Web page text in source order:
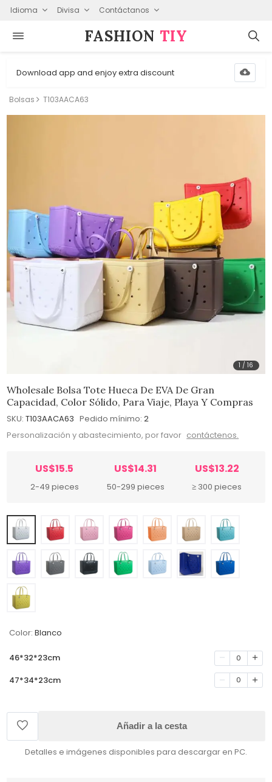
Idioma Divisa Contáctanos
FASHION⁠ TIY
Download app and enjoy extra discount
Bolsas T103AACA63
1 /16
Wholesale Bolsa Tote Hueca De EVA De Gran
Capacidad, Color Sólido, Para Viaje, Playa Y Compras
SKU: T103AACA63 Pedido mínimo: 2
Personalización y abastecimiento, por favor contáctenos.
US$15.5
2-49 pieces
US$14.31
50-299 pieces
US$13.22
≥ 300 pieces
Color: Blanco
46*32*23cm 0
47*34*23cm 0
Añadir a la cesta
Detalles e imágenes disponibles para descargar en PC.